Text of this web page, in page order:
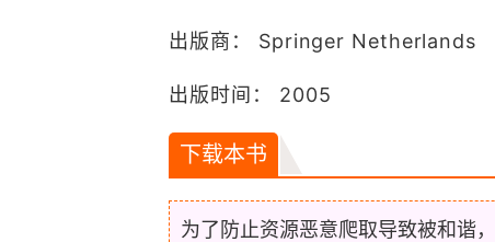
出版商： Springer Netherlands
出版时间： 2005
下载本书
为了防止资源恶意爬取导致被和谐